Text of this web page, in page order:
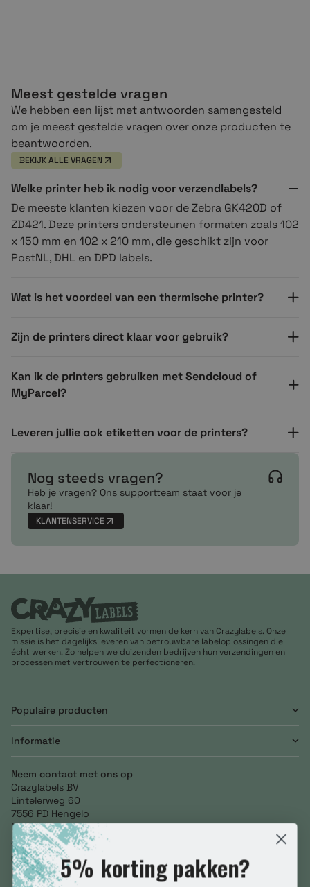
Meest gestelde vragen
We hebben een lijst met antwoorden samengesteld
om je meest gestelde vragen over onze producten te
beantwoorden.
BEKIJK ALLE VRAGEN
Welke printer heb ik nodig voor verzendlabels?
De meeste klanten kiezen voor de Zebra GK420D of
ZD421. Deze printers ondersteunen formaten zoals 102
x 150 mm en 102 x 210 mm, die geschikt zijn voor
PostNL, DHL en DPD labels.
Wat is het voordeel van een thermische printer?
Zijn de printers direct klaar voor gebruik?
Kan ik de printers gebruiken met Sendcloud of
MyParcel?
Leveren jullie ook etiketten voor de printers?
Nog steeds vragen?
Heb je vragen? Ons supportteam staat voor je
klaar!
KLANTENSERVICE
Expertise, precisie en kwaliteit vormen de kern van Crazylabels. Onze
missie is het dagelijks leveren van betrouwbare labeloplossingen die
écht werken. Zo helpen we duizenden bedrijven hun verzendingen en
processen met vertrouwen te perfectioneren.
Populaire producten
Informatie
Neem contact met ons op
Crazylabels BV
Lintelerweg 60
7556 PD Hengelo
Netherlands
+31 (0) 85 246 3634
info@crazylabels.nl
NL860793278B015% korting pakken?